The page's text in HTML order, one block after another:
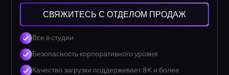
СВЯЖИТЕСЬ С ОТДЕЛОМ ПРОДАЖ
Все в студии
Безопасность корпоративного уровня
Качество загрузки поддерживает 8K и более